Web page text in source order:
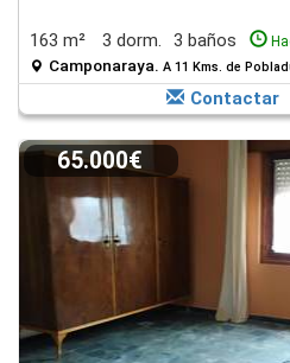
163 m² 3 dorm. 3 baños
Camponaraya. A 11 Kms. de
Contactar
65.000€